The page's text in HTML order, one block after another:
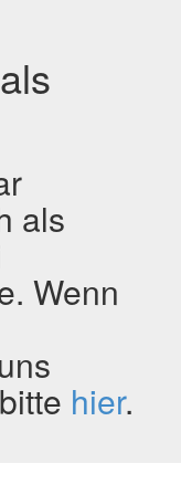
als
Wenn
hier.